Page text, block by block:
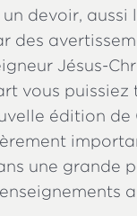
devoir,
des
Jésus-
vous
édition
une grande